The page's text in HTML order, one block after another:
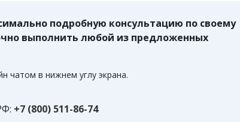
подробную консультацию по своему
выполнить любой из предложенных
чатом в нижнем углу экрана.
+7 (800) 511-86-74